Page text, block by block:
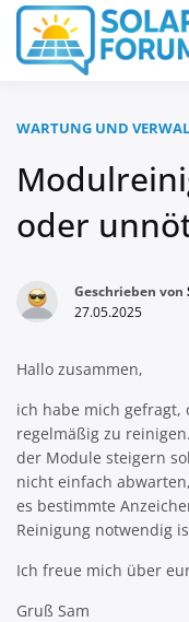
Zum
Inhalt
springen
WARTUNG UND
oder
Geschrieben von
27.05.2025
Hallo zusammen,
ich habe mich gefragt,
regelmäßig zu
der Module steigern
nicht einfach
es bestimmte
Reinigung notwendig
Ich freue mich über
Gruß Sam